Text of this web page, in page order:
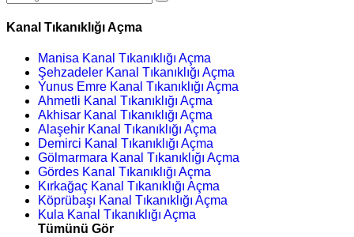
Kanal Tıkanıklığı Açma
Manisa Kanal Tıkanıklığı Açma
Şehzadeler Kanal Tıkanıklığı Açma
Yunus Emre Kanal Tıkanıklığı Açma
Ahmetli Kanal Tıkanıklığı Açma
Akhisar Kanal Tıkanıklığı Açma
Alaşehir Kanal Tıkanıklığı Açma
Demirci Kanal Tıkanıklığı Açma
Gölmarmara Kanal Tıkanıklığı Açma
Gördes Kanal Tıkanıklığı Açma
Kırkağaç Kanal Tıkanıklığı Açma
Köprübaşı Kanal Tıkanıklığı Açma
Kula Kanal Tıkanıklığı Açma
Tümünü Gör